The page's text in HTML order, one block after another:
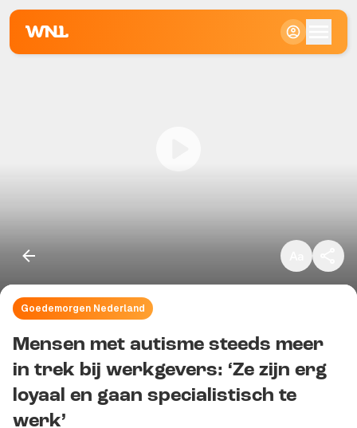
Goedemorgen Nederland
Mensen met autisme steeds meer
in trek bij werkgevers: ‘Ze zijn erg
loyaal en gaan specialistisch te
werk’